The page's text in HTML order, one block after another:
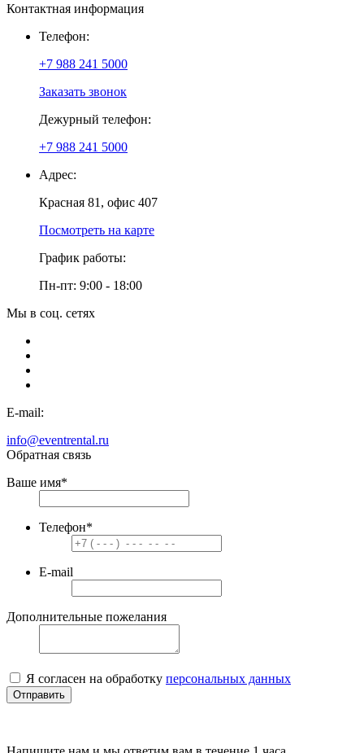
Контактная информация
Телефон:
+7 988 241 5000
Заказать звонок
Дежурный телефон:
+7 988 241 5000
Адрес:
Красная 81, офис 407
Посмотреть на карте
График работы:
Пн-пт: 9:00 - 18:00
Мы в соц. сетях
E-mail:
info@eventrental.ru
Обратная связь
Ваше имя*
Телефон*
E-mail
Дополнительные пожелания
Я согласен на обработку персональных данных
Отправить